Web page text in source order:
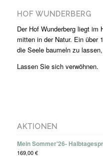
HOF WUNDERBERG
Der Hof Wunderberg liegt im
mitten in der Natur. Ein über
die Seele baumeln zu
Lassen Sie sich verwöhnen.
AKTIONEN
Mein Sommer'26-
169,00€